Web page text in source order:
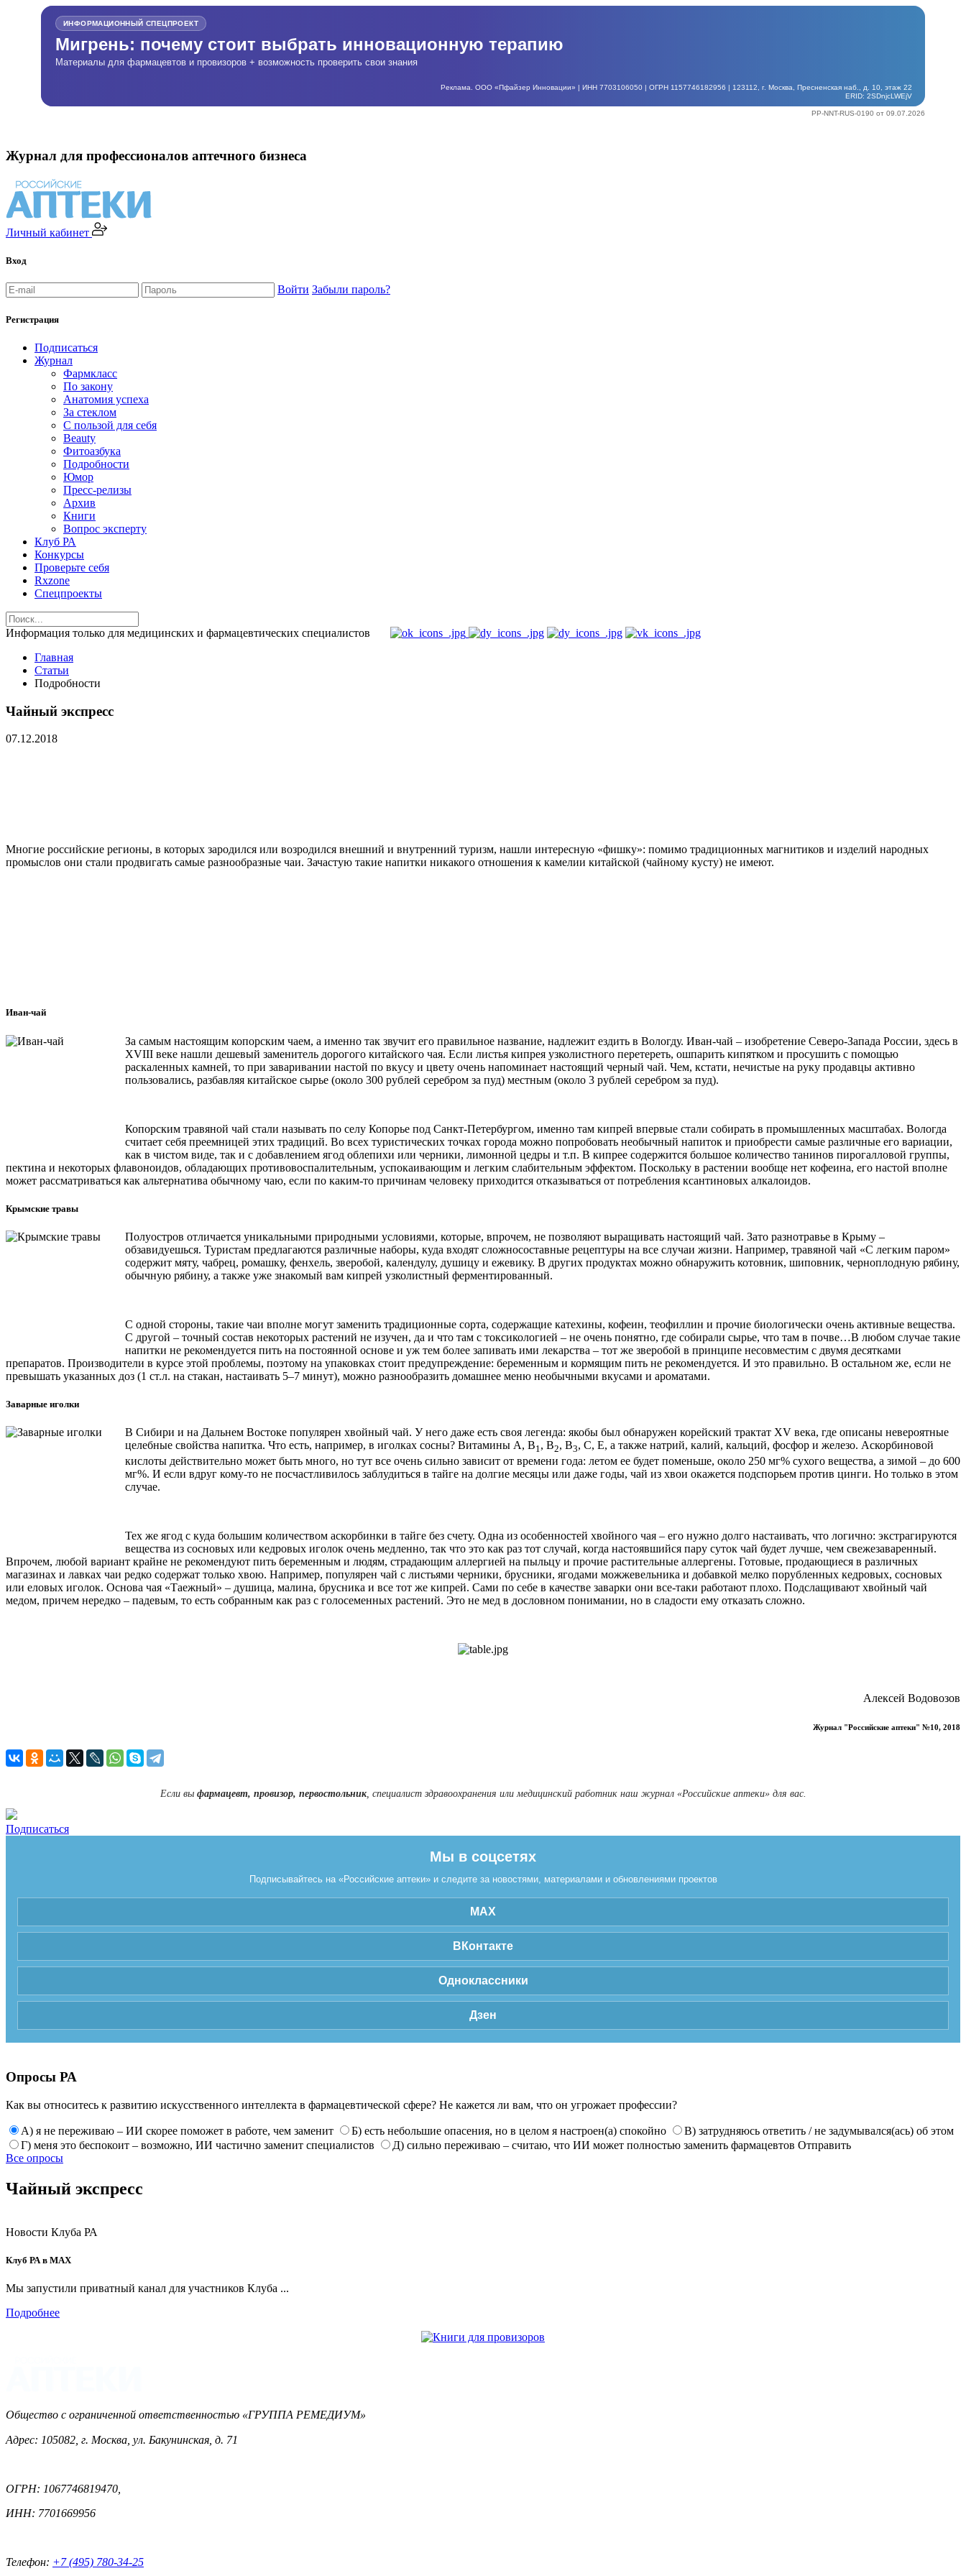
ИНФОРМАЦИОННЫЙ СПЕЦПРОЕКТ
Мигрень: почему стоит выбрать инновационную терапию
Материалы для фармацевтов и провизоров + возможность проверить свои знания
Реклама. ООО «Пфайзер Инновации» | ИНН 7703106050 | ОГРН 1157746182956 | 123112, г. Москва, Пресненская наб., д. 10, этаж 22
ERID: 2SDnjcLWEjV
PP-NNT-RUS-0190 от 09.07.2026
Журнал для профессионалов аптечного бизнеса
Личный кабинет
Вход
Войти Забыли пароль?
Регистрация
Подписаться
Журнал
Фармкласс
По закону
Анатомия успеха
За стеклом
С пользой для себя
Beauty
Фитоазбука
Подробности
Юмор
Пресс-релизы
Архив
Книги
Вопрос эксперту
Клуб РА
Конкурсы
Проверьте себя
Rxzone
Спецпроекты
Информация только для медицинских и фармацевтических специалистов
Главная
Статьи
Подробности
Чайный экспресс
07.12.2018
Многие российские регионы, в которых зародился или возродился внешний и внутренний туризм, нашли интересную «фишку»: помимо традиционных магнитиков и изделий народных
промыслов они стали продвигать самые разнообразные чаи. Зачастую такие напитки никакого отношения к камелии китайской (чайному кусту) не имеют.
Иван-чай
За самым настоящим копорским чаем, а именно так звучит его правильное название, надлежит ездить в Вологду. Иван-чай – изобретение Северо-Запада России, здесь в
XVIII веке нашли дешевый заменитель дорогого китайского чая. Если листья кипрея узколистного перетереть, ошпарить кипятком и просушить с помощью
раскаленных камней, то при заваривании настой по вкусу и цвету очень напоминает настоящий черный чай. Чем, кстати, нечистые на руку продавцы активно
пользовались, разбавляя китайское сырье (около 300 рублей серебром за пуд) местным (около 3 рублей серебром за пуд).
Копорским травяной чай стали называть по селу Копорье под Санкт-Петербургом, именно там кипрей впервые стали собирать в промышленных масштабах. Вологда
считает себя преемницей этих традиций. Во всех туристических точках города можно попробовать необычный напиток и приобрести самые различные его вариации,
как в чистом виде, так и с добавлением ягод облепихи или черники, лимонной цедры и т.п. В кипрее содержится большое количество танинов пирогалловой группы,
пектина и некоторых флавоноидов, обладающих противовоспалительным, успокаивающим и легким слабительным эффектом. Поскольку в растении вообще нет кофеина, его настой вполне
может рассматриваться как альтернатива обычному чаю, если по каким-то причинам человеку приходится отказываться от потребления ксантиновых алкалоидов.
Крымские травы
Полуостров отличается уникальными природными условиями, которые, впрочем, не позволяют выращивать настоящий чай. Зато разнотравье в Крыму –
обзавидуешься. Туристам предлагаются различные наборы, куда входят сложносоставные рецептуры на все случаи жизни. Например, травяной чай «С легким паром»
содержит мяту, чабрец, ромашку, фенхель, зверобой, календулу, душицу и ежевику. В других продуктах можно обнаружить котовник, шиповник, черноплодную рябину,
обычную рябину, а также уже знакомый вам кипрей узколистный ферментированный.
С одной стороны, такие чаи вполне могут заменить традиционные сорта, содержащие катехины, кофеин, теофиллин и прочие биологически очень активные вещества.
С другой – точный состав некоторых растений не изучен, да и что там с токсикологией – не очень понятно, где собирали сырье, что там в почве…В любом случае такие
напитки не рекомендуется пить на постоянной основе и уж тем более запивать ими лекарства – тот же зверобой в принципе несовместим с двумя десятками
препаратов. Производители в курсе этой проблемы, поэтому на упаковках стоит предупреждение: беременным и кормящим пить не рекомендуется. И это правильно. В остальном же, если не
превышать указанных доз (1 ст.л. на стакан, настаивать 5–7 минут), можно разнообразить домашнее меню необычными вкусами и ароматами.
Заварные иголки
В Сибири и на Дальнем Востоке популярен хвойный чай. У него даже есть своя легенда: якобы был обнаружен корейский трактат XV века, где описаны невероятные
целебные свойства напитка. Что есть, например, в иголках сосны? Витамины А, В1, В2, В3, С, Е, а также натрий, калий, кальций, фосфор и железо. Аскорбиновой
кислоты действительно может быть много, но тут все очень сильно зависит от времени года: летом ее будет поменьше, около 250 мг% сухого вещества, а зимой – до 600
мг%. И если вдруг кому-то не посчастливилось заблудиться в тайге на долгие месяцы или даже годы, чай из хвои окажется подспорьем против цинги. Но только в этом
случае.
Тех же ягод с куда большим количеством аскорбинки в тайге без счету. Одна из особенностей хвойного чая – его нужно долго настаивать, что логично: экстрагируются
вещества из сосновых или кедровых иголок очень медленно, так что это как раз тот случай, когда настоявшийся пару суток чай будет лучше, чем свежезаваренный.
Впрочем, любой вариант крайне не рекомендуют пить беременным и людям, страдающим аллергией на пыльцу и прочие растительные аллергены. Готовые, продающиеся в различных
магазинах и лавках чаи редко содержат только хвою. Например, популярен чай с листьями черники, брусники, ягодами можжевельника и добавкой мелко порубленных кедровых, сосновых
или еловых иголок. Основа чая «Таежный» – душица, малина, брусника и все тот же кипрей. Сами по себе в качестве заварки они все-таки работают плохо. Подслащивают хвойный чай
медом, причем нередко – падевым, то есть собранным как раз с голосеменных растений. Это не мед в дословном понимании, но в сладости ему отказать сложно.
Алексей Водовозов
Журнал "Российские аптеки" №10, 2018
Если вы фармацевт, провизор, первостольник, специалист здравоохранения или медицинский работник наш журнал «Российские аптеки» для вас.
Подписаться
Мы в соцсетях
Подписывайтесь на «Российские аптеки» и следите за новостями, материалами и обновлениями проектов
MAX
ВКонтакте
Одноклассники
Дзен
Опросы РА
Как вы относитесь к развитию искусственного интеллекта в фармацевтической сфере? Не кажется ли вам, что он угрожает профессии?
А) я не переживаю – ИИ скорее поможет в работе, чем заменит Б) есть небольшие опасения, но в целом я настроен(а) спокойно
В) затрудняюсь ответить / не задумывался(ась) об этом
Г) меня это беспокоит – возможно, ИИ частично заменит специалистов
Д) сильно переживаю – считаю, что ИИ может полностью заменить фармацевтов Отправить
Все опросы
Чайный экспресс
Новости Клуба РА
Клуб РА в MAX
Мы запустили приватный канал для участников Клуба ...
Подробнее
Общество с ограниченной ответственностью «ГРУППА РЕМЕДИУМ»
Адрес: 105082, г. Москва, ул. Бакунинская, д. 71
ОГРН: 1067746819470,
ИНН: 7701669956
Телефон: +7 (495) 780-34-25